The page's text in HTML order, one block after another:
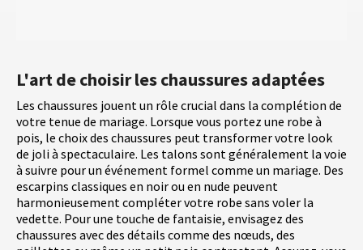
L'art de choisir les chaussures adaptées
Les chaussures jouent un rôle crucial dans la complétion de
votre tenue de mariage. Lorsque vous portez une robe à
pois, le choix des chaussures peut transformer votre look
de joli à spectaculaire. Les talons sont généralement la voie
à suivre pour un événement formel comme un mariage. Des
escarpins classiques en noir ou en nude peuvent
harmonieusement compléter votre robe sans voler la
vedette. Pour une touche de fantaisie, envisagez des
chaussures avec des détails comme des nœuds, des